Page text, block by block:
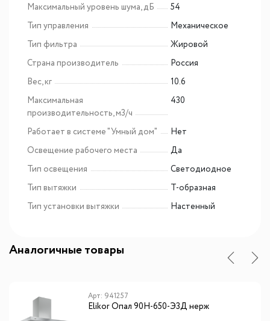
Максимальный уровень шума, дБ
54
Тип управления
Механическое
Тип фильтра
Жировой
Страна производитель
Россия
Вес, кг
10.6
Максимальная
производительность, м3/ч
430
Работает в системе "Умный дом"
Нет
Освещение рабочего места
Да
Тип освещения
Светодиодное
Тип вытяжки
Т-образная
Тип установки вытяжки
Настенный
Аналогичные товары
Арт: 941257
Elikor Опал 90Н-650-Э3Д нерж